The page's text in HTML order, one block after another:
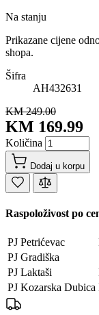
Na stanju
Prikazane cijene
shopa.
Šifra
AH432631
KM 249.00
KM 169.99
Količina
Dodaj u korpu
Raspoloživost po
PJ Petrićevac
PJ Gradiška
PJ Laktaši
PJ Kozarska Dubica